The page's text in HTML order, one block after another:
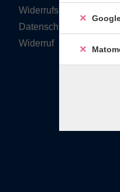
Widerrufsbelehrung
Datenschutzerklärung
Widerruf